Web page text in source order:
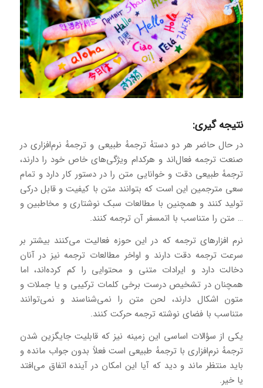
نتیجه گیری:
در حال حاضر هر دو دستهٔ ترجمهٔ طبیعی و ترجمهٔ نرم‌افزاری در
صنعت ترجمه فعال‌اند و هرکدام ویژگی‌های خاص خود را دارند،‌
ترجمهٔ طبیعی دقت و خوانایی متن را در دستور کار دارد و تمام
سعی مترجمین این است که بتوانند متن با کیفیت و قابل درکی
تولید کنند و همچنین با مطالعات سبک نوشتاری و مخاطبین و
… متن را متناسب با اتمسفر آن ترجمه کنند.
نرم‌ افزارهای ترجمه که در این حوزه فعالیت می‌کنند بیشتر بر
سرعت ترجمه دقت دارند و اواخر مطالعات ترجمه نیز در آنان
دخالت دارد و ایرادات متنی و محتوایی را کم کرده‌اند، اما
همچنان در تشخیص درست برخی کلمات ترکیبی و یا جملات و
متون اشکال‌ دارند، لحن متن را نمی‌شناسند و نمی‌توانند
متناسب با فضای نوشته ترجمه حرکت کنند.
یکی از سؤالات اساسی این زمینه نیز که قابلیت جایگزین شدن
ترجمهٔ نرم‌افزاری با ترجمهٔ طبیعی است فعلاً بدون جواب مانده و
باید منتظر ماند و دید که آیا این امکان در آینده اتفاق می‌افتد
یا خیر.